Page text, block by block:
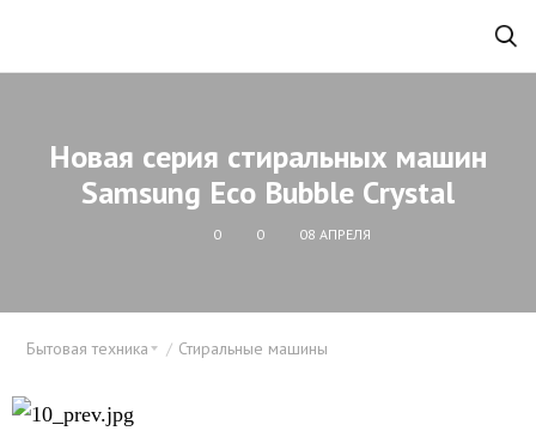
Новая серия стиральных машин
Samsung Есо Bubble Crystal
0 0 08 АПРЕЛЯ
Бытовая техника Стиральные машины